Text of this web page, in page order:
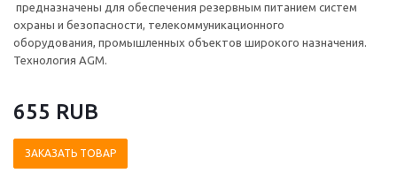
предназначены для обеспечения резервным питанием систем
охраны и безопасности, телекоммуникационного
оборудования, промышленных объектов широкого назначения.
Технология AGM.
655 RUB
ЗАКАЗАТЬ ТОВАР